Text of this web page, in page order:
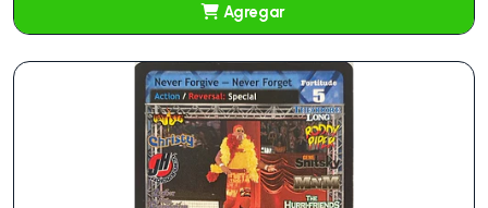
Agregar